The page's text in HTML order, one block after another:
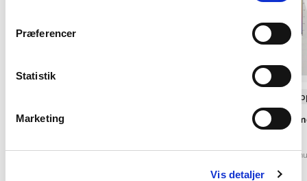
Præferencer
Statistik
Marketing
Vis detaljer
Anvisning 211: Korroderede
Softcover med
Anvisning 214:
Torben Valdbjørn